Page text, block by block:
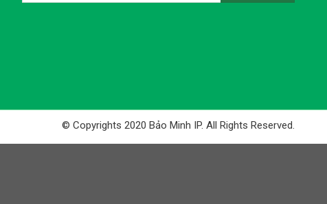
© Copyrights 2020 Bảo Minh IP. All Rights Reserved.